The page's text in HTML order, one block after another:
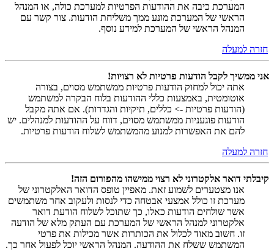
המערכת כיבה את ההודעות הפרטיות למערכת כולה, או המנהל
הראשי של המערכת מונע ממך משליחת הודעות. צור קשר עם
המנהל הראשי של המערכת למידע נוסף.
חזרה למעלה
אני ממשיך לקבל הודעות פרטיות לא רצויות!
אתה יכול למחוק הודעות פרטיות ממשתמש מסוים, בצורה
אוטומטית, באמצעות כללי ההודעות בלוח הבקרה למשתמש
(הודעות פרטיות -> כללים, תיקיות והגדרות). אם אתה מקבל
הודעות פוגעניות ממשתמש מסוים, דווח על ההודעות למנהלים. יש
להם את האפשרות למנוע מהמשתמש לשלוח הודעות פרטיות.
חזרה למעלה
קיבלתי דואר אלקטרוני לא רצוי ממישהו מהפורום הזה!
אנו מצטערים לשמוע זאת. מאפיין טופס הדואר האלקטרוני של
מערכת זו כולל אמצעי אבטחה כדי לנסות ולעקוב אחר משתמשים
אשר שולחים הודעות כאלו, כך שתוכל לשלוח הודעת דואר
אלקטרוני למנהל הראשי של המערכת עם העתק מלא של הודעה
זו. חשוב מאוד לכלול את הכותרות אשר מכילות את פרטי
המשתמש ששלח את ההודעה. המנהל הראשי יוכל לפעול אחר כך.